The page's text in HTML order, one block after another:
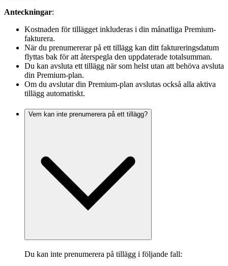
Anteckningar:
Kostnaden för tillägget inkluderas i din månatliga Premium-
fakturera.
När du prenumererar på ett tillägg kan ditt faktureringsdatum
flyttas bak för att återspegla den uppdaterade totalsumman.
Du kan avsluta ett tillägg när som helst utan att behöva avsluta
din Premium‑plan.
Om du avslutar din Premium‑plan avslutas också alla aktiva
tillägg automatiskt.
Vem kan inte prenumerera på ett tillägg?
Du kan inte prenumerera på tillägg i följande fall: